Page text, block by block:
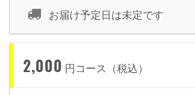
お届け予定日は未定です
2,000 円コース（税込）